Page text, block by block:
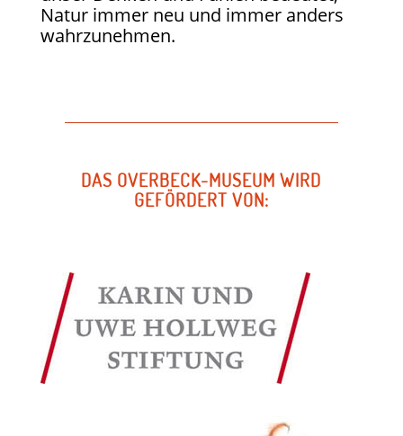
Natur immer neu und immer anders
wahrzunehmen.
DAS OVERBECK-MUSEUM WIRD
GEFÖRDERT VON: